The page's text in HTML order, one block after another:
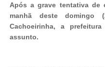
Após a grave tentativa de
manhã deste
Cachoeirinha, a
assunto.